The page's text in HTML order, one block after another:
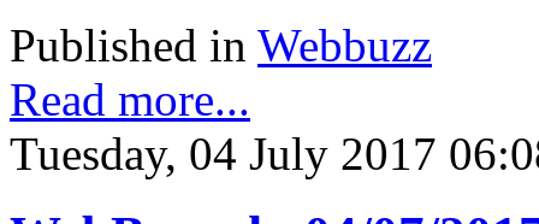
Published in Webbuzz
Read more...
Tuesday, 04 July 2017